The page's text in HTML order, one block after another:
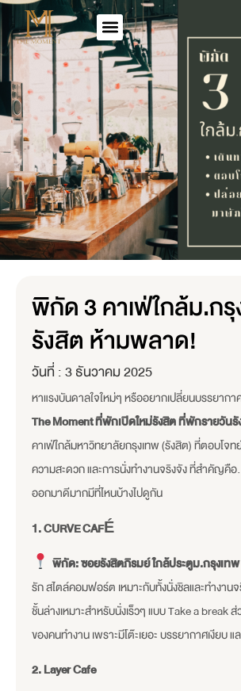
พิกัด 3 คาเฟ่ใกล้ม.กรุ
รังสิต ห้ามพลาด!
วันที่ :3 ธันวาคม 2025
หาแรงบันดาลใจใหม่ๆ หรืออยากเปลี่ยนบรรยาก
The Moment ที่พักเปิดใหม่รังสิต ที่พักรายวัน
คาเฟ่ใกล้มหาวิทยาลัยกรุงเทพ (รังสิต) ที่ตอบโจท
ความสะดวก และการนั่งทำงานจริงจัง ที่สำคัญคื
ออกมาดีมากมีที่ไหนบ้างไปดูกัน
1. CURVE CAFÉ
พิกัด: ซอยรังสิตภิรมย์ ใกล้ประตูม.กรุงเทพ
รัก สไตล์คอมฟอร์ต เหมาะกับทั้งนั่งชิลและทำงาน
ชั้นล่างเหมาะสำหรับนั่งเร็วๆ แบบ Take a break
ของคนทำงาน เพราะมีโต๊ะเยอะ บรรยากาศเงียบ
2. Layer Cafe